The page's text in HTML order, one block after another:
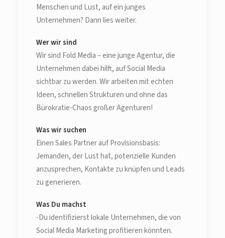
Menschen und Lust, auf ein junges
Unternehmen? Dann lies weiter.
Wer wir sind
Wir sind Fold Media – eine junge Agentur, die
Unternehmen dabei hilft, auf Social Media
sichtbar zu werden. Wir arbeiten mit echten
Ideen, schnellen Strukturen und ohne das
Bürokratie-Chaos großer Agenturen!
Was wir suchen
Einen Sales Partner auf Provisionsbasis:
Jemanden, der Lust hat, potenzielle Kunden
anzusprechen, Kontakte zu knüpfen und Leads
zu generieren.
Was Du machst
-Du identifizierst lokale Unternehmen, die von
Social Media Marketing profitieren könnten.